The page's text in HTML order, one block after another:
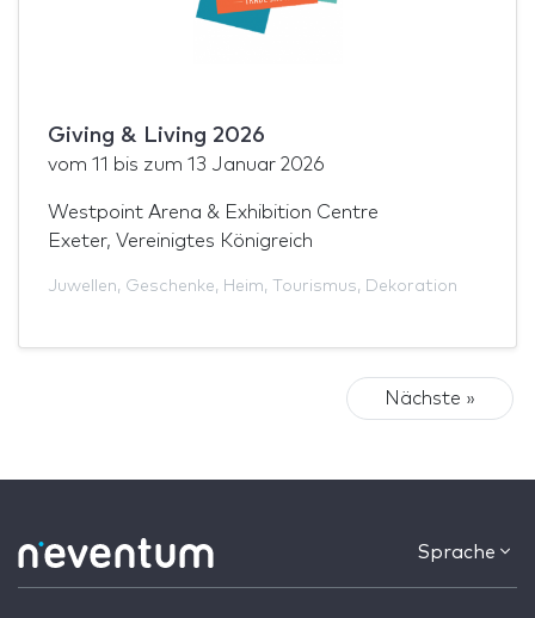
Giving & Living 2026
vom 11 bis zum 13 Januar 2026
Westpoint Arena & Exhibition Centre
Exeter, Vereinigtes Königreich
Juwellen, Geschenke, Heim, Tourismus, Dekoration
Nächste »
Sprache